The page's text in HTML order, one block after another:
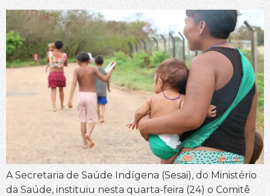
A Secretaria de Saúde Indígena (Sesai), do Ministério
da Saúde, instituiu nesta quarta-feira (24) o Comitê